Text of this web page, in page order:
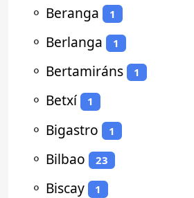
⚬ Beranga 1
⚬ Berlanga 1
⚬ Bertamiráns 1
⚬ Betxí 1
⚬ Bigastro 1
⚬ Bilbao 23
⚬ Biscay 1